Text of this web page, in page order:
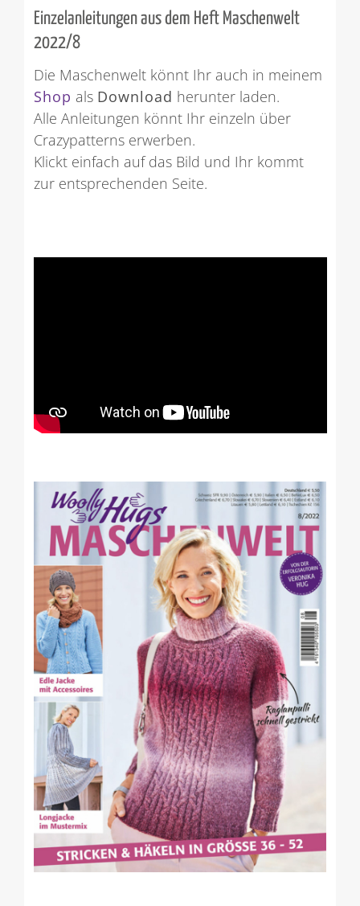
Einzelanleitungen aus dem Heft Maschenwelt
2022/8
Die Maschenwelt könnt Ihr auch in meinem
Shop als Download herunter laden.
Alle Anleitungen könnt Ihr einzeln über
Crazypatterns erwerben.
Klickt einfach auf das Bild und Ihr kommt
zur entsprechenden Seite.